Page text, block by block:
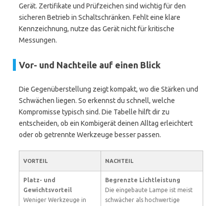
Gerät. Zertifikate und Prüfzeichen sind wichtig für den
sicheren Betrieb in Schaltschränken. Fehlt eine klare
Kennzeichnung, nutze das Gerät nicht für kritische
Messungen.
Vor- und Nachteile auf einen Blick
Die Gegenüberstellung zeigt kompakt, wo die Stärken und
Schwächen liegen. So erkennst du schnell, welche
Kompromisse typisch sind. Die Tabelle hilft dir zu
entscheiden, ob ein Kombigerät deinen Alltag erleichtert
oder ob getrennte Werkzeuge besser passen.
VORTEIL NACHTEIL
Platz- und
Gewichtsvorteil
Weniger Werkzeuge in
Begrenzte Lichtleistung
Die eingebaute Lampe ist meist
schwächer als hochwertige